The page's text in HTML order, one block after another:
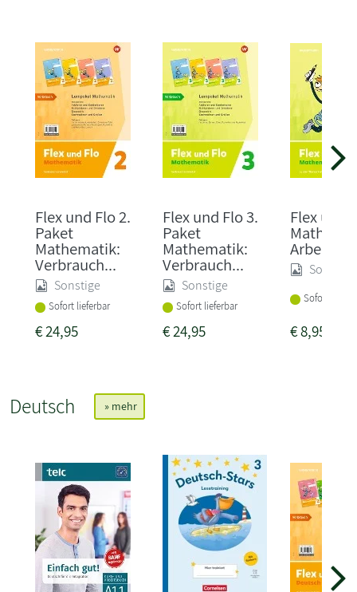
Flex und Flo 2.
Paket
Mathematik:
Verbrauch...
Sonstige
Sofort lieferbar
€24,95
Flex und Flo 3.
Paket
Mathematik:
Verbrauch...
Sonstige
Sofort lieferbar
€24,95
Flex und
Sonstige
Sofort
€8,95
Deutsch » mehr